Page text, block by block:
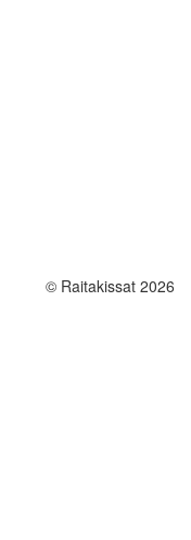
© Raitakissat 2026